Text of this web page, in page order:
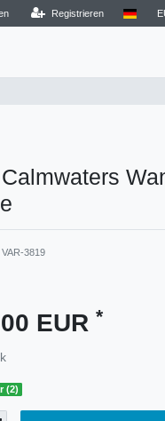
Registrieren
VAR-3819
EUR *
(2)